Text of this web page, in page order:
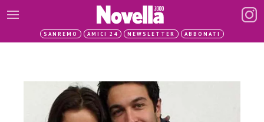
SANREMO AMICI 24 NEWSLETTER ABBONATI